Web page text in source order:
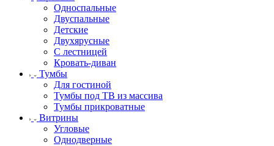
Односпальные
Двуспальные
Детские
Двухярусные
С лестницей
Кровать-диван
Тумбы
Для гостиной
Тумбы под ТВ из массива
Тумбы прикроватные
Витрины
Угловые
Однодверные